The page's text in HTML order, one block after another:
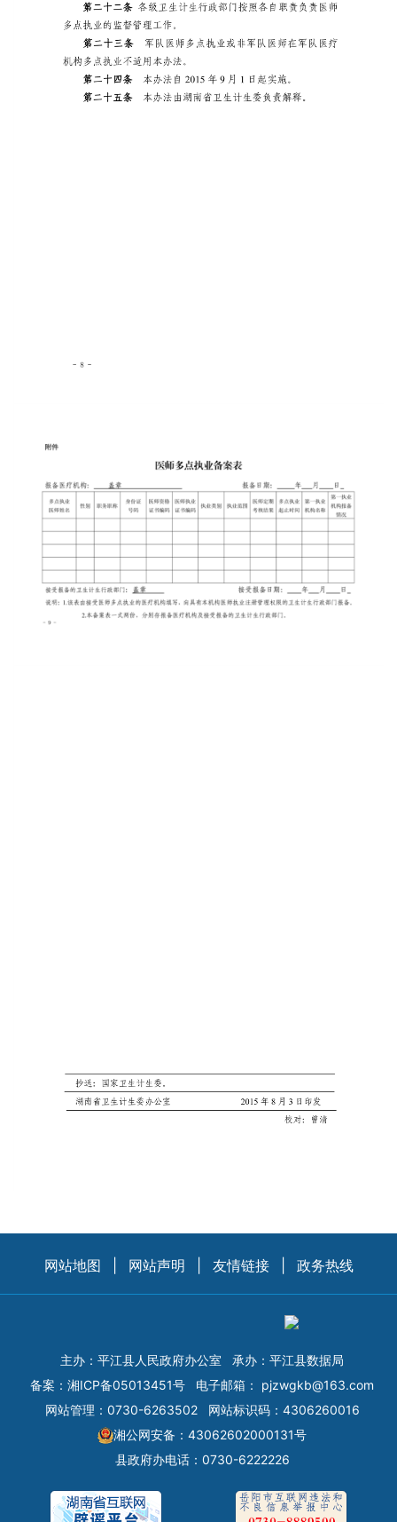
网站地图 网站声明 友情链接 政务热线
主办：平江县人民政府办公室
承办：平江县数据局
备案： 湘ICP备05013451号 电子邮箱： pjzwgkb@163.com
网站管理：0730-6263502
网站标识码：4306260016
湘公网安备：43062602000131号
县政府办电话：0730-6222226